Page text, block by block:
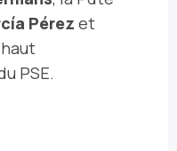
Pérez et
PSE.